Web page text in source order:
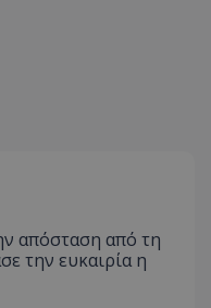
απόσταση από τη
την ευκαιρία η